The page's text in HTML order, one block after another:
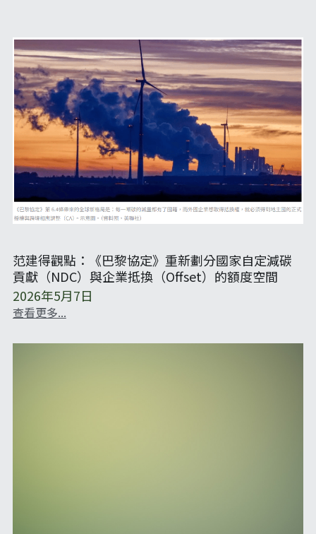
范建得觀點：《巴黎協定》重新劃分國家自定減碳
貢獻（NDC）與企業抵換（Offset）的額度空間
2026年5月7日
查看更多...